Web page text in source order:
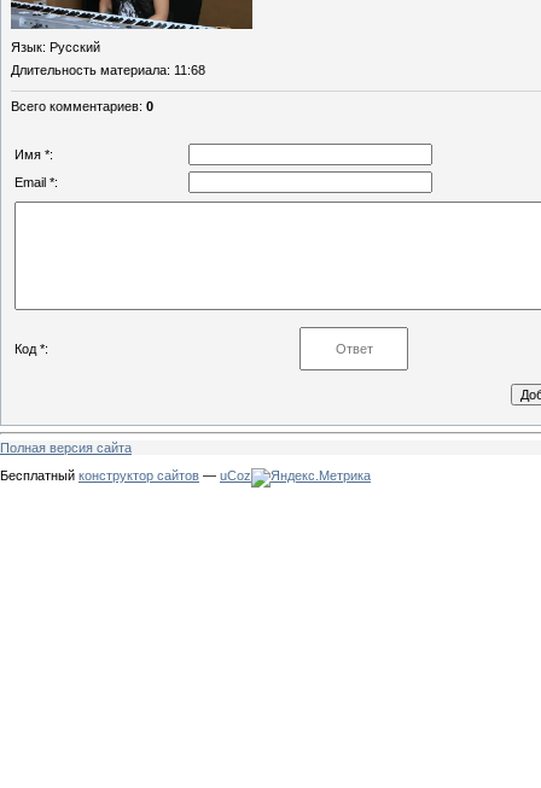
Язык: Русский
Длительность материала: 11:68
Всего комментариев: 0
Имя *:
Email *:
Код *:
Полная версия сайта
Бесплатный конструктор сайтов — uCoz